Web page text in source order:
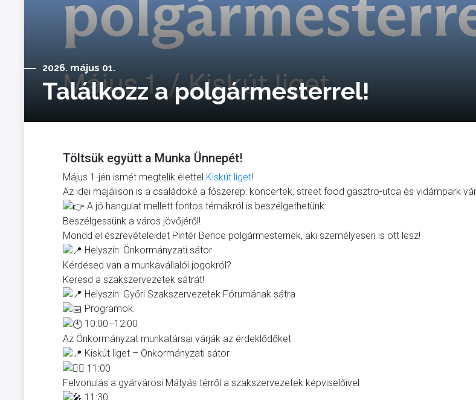
2026. május 01.
Találkozz a polgármesterrel!
Töltsük együtt a Munka Ünnepét!
Május 1-jén ismét megtelik élettel Kiskút liget!
Az idei majálison is a családoké a főszerep: koncertek, street food gasztro-utca és vidámpark
A jó hangulat mellett fontos témákról is beszélgethetünk:
Beszélgessünk a város jövőjéről!
Mondd el észrevételeidet Pintér Bence polgármesternek, aki személyesen is ott lesz!
Helyszín: Önkormányzati sátor
Kérdésed van a munkavállalói jogokról?
Keresd a szakszervezetek sátrát!
Helyszín: Győri Szakszervezetek Fórumának sátra
Programok:
10:00–12:00
Az Önkormányzat munkatársai várják az érdeklődőket
Kiskút liget – Önkormányzati sátor
11:00
Felvonulás a gyárvárosi Mátyás térről a szakszervezetek képviselőivel
11:30